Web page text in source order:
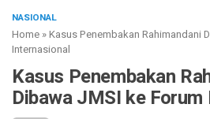
NASIONAL
Home »Kasus Penembakan Rahimandani
Internasional
Kasus Penembakan
Dibawa JMSI ke